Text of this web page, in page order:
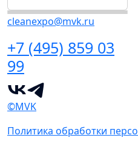
cleanexpo@mvk.ru
+7 (495) 859 03
99
©MVK
Политика обработки